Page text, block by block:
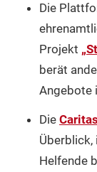
Die
Projekt
berät
Angebote
Die
Überblick,
Helfende